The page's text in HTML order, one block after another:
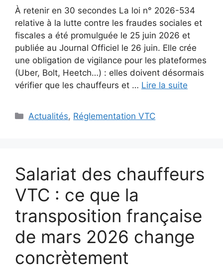
À retenir en 30 secondes La loi n° 2026-534
relative à la lutte contre les fraudes sociales et
fiscales a été promulguée le 25 juin 2026 et
publiée au Journal Officiel le 26 juin. Elle crée
une obligation de vigilance pour les plateformes
(Uber, Bolt, Heetch…) : elles doivent désormais
vérifier que les chauffeurs et … Lire la suite
Catégories
Actualités, Réglementation VTC
Salariat des chauffeurs
VTC : ce que la
transposition française
de mars 2026 change
concrètement